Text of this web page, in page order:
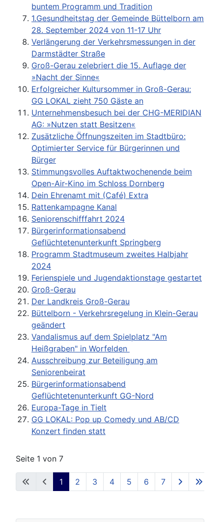
buntem Programm und Tradition
1.Gesundheitstag der Gemeinde Büttelborn am
28. September 2024 von 11-17 Uhr
Verlängerung der Verkehrsmessungen in der
Darmstädter Straße
Groß-Gerau zelebriert die 15. Auflage der
»Nacht der Sinne«
Erfolgreicher Kultursommer in Groß-Gerau:
GG LOKAL zieht 750 Gäste an
Unternehmensbesuch bei der CHG-MERIDIAN
AG: »Nutzen statt Besitzen«
Zusätzliche Öffnungszeiten im Stadtbüro:
Optimierter Service für Bürgerinnen und
Bürger
Stimmungsvolles Auftaktwochenende beim
Open-Air-Kino im Schloss Dornberg
Dein Ehrenamt mit (Café) Extra
Rattenkampagne Kanal
Seniorenschifffahrt 2024
Bürgerinformationsabend
Geflüchtetenunterkunft Springberg
Programm Stadtmuseum zweites Halbjahr
2024
Ferienspiele und Jugendaktionstage gestartet
Groß-Gerau
Der Landkreis Groß-Gerau
Büttelborn - Verkehrsregelung in Klein-Gerau
geändert
Vandalismus auf dem Spielplatz "Am
Heißgraben" in Worfelden
Ausschreibung zur Beteiligung am
Seniorenbeirat
Bürgerinformationsabend
Geflüchtetenunterkunft GG-Nord
Europa-Tage in Tielt
GG LOKAL: Pop up Comedy und AB/CD
Konzert finden statt
Seite 1 von 7
1 2 3 4 5 6 7